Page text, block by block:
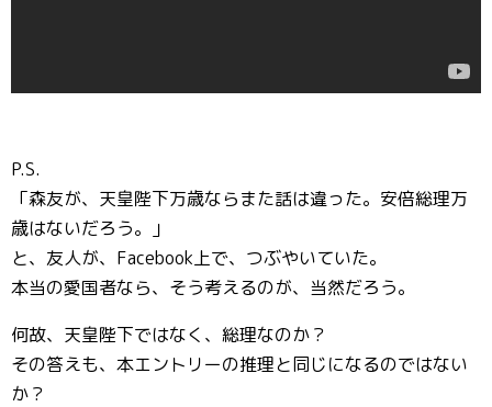
P.S.
「森友が、天皇陛下万歳ならまた話は違った。安倍総理万
歳はないだろう。」
と、友人が、Facebook上で、つぶやいていた。
本当の愛国者なら、そう考えるのが、当然だろう。
何故、天皇陛下ではなく、総理なのか？
その答えも、本エントリーの推理と同じになるのではない
か？